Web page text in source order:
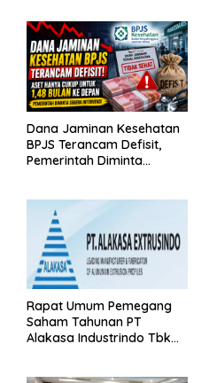
Dana Jaminan Kesehatan
BPJS Terancam Defisit,
Pemerintah Diminta
Rapat Umum Pemegang
Saham Tahunan PT
Alakasa Industrindo Tbk